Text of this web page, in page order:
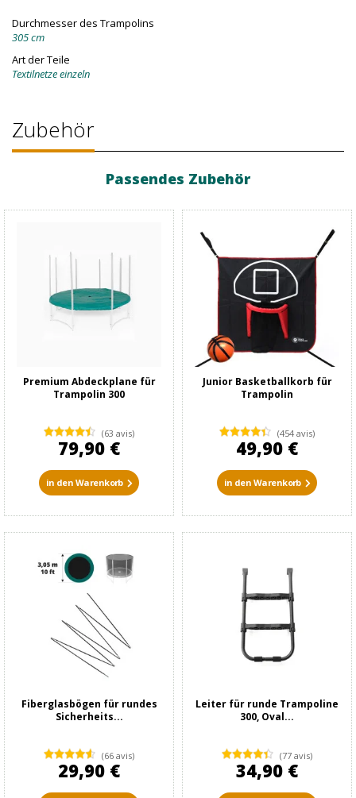
Durchmesser des Trampolins
305 cm
Art der Teile
Textilnetze einzeln
Zubehör
Passendes Zubehör
Premium Abdeckplane für
Trampolin 300
(63 avis)
79,90 €
in den Warenkorb
Junior Basketballkorb für
Trampolin
(454 avis)
49,90 €
in den Warenkorb
Fiberglasbögen für rundes
Sicherheits...
(66 avis)
29,90 €
Leiter für runde Trampoline
300, Oval...
(77 avis)
34,90 €